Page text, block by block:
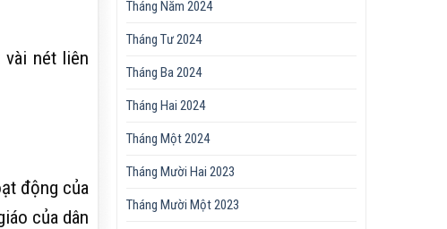
nét liên
động của
của dân
Tháng Năm 2024
Tháng Tư 2024
Tháng Ba 2024
Tháng Hai 2024
Tháng Một 2024
Tháng Mười Hai 2023
Tháng Mười Một 2023